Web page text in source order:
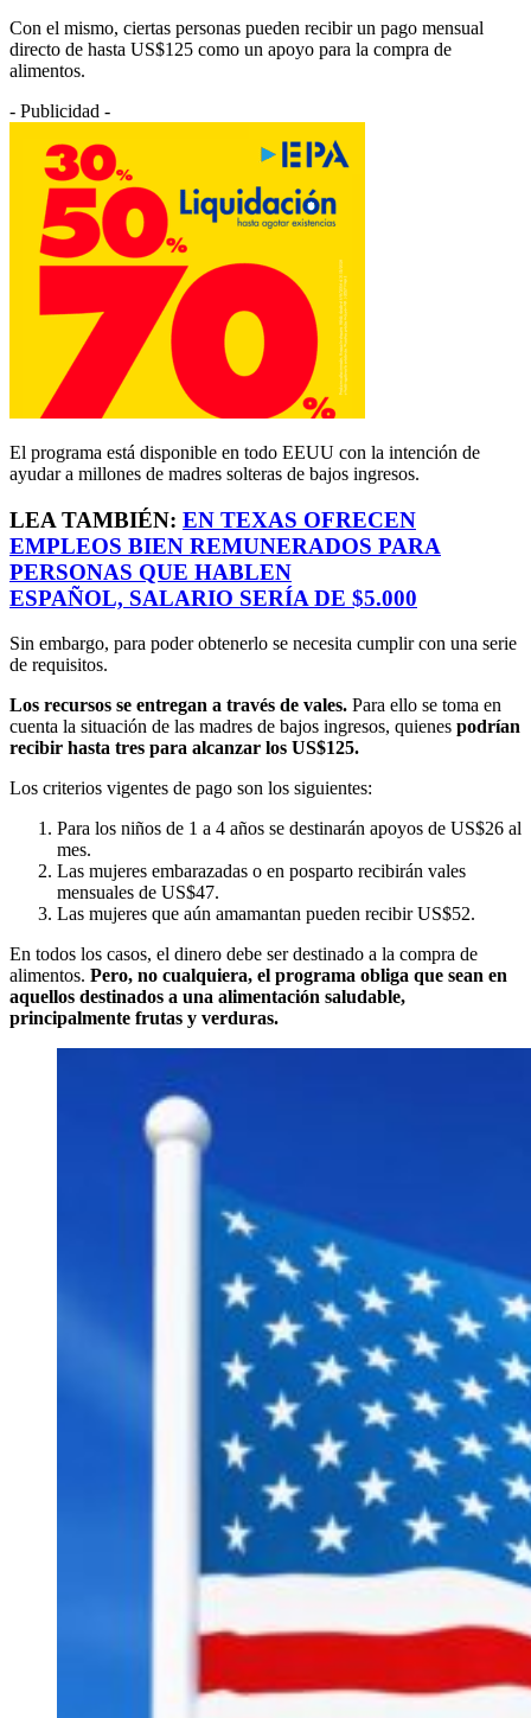
Con el mismo, ciertas personas pueden recibir un pago mensual
directo de hasta US$125 como un apoyo para la compra de
alimentos.
- Publicidad -
El programa está disponible en todo EEUU con la intención de
ayudar a millones de madres solteras de bajos ingresos.
LEA TAMBIÉN: EN TEXAS OFRECEN
EMPLEOS BIEN REMUNERADOS PARA
PERSONAS QUE HABLEN
ESPAÑOL, SALARIO SERÍA DE $5.000
Sin embargo, para poder obtenerlo se necesita cumplir con una serie
de requisitos.
Los recursos se entregan a través de vales. Para ello se toma en
cuenta la situación de las madres de bajos ingresos, quienes podrían
recibir hasta tres para alcanzar los US$125.
Los criterios vigentes de pago son los siguientes:
Para los niños de 1 a 4 años se destinarán apoyos de US$26 al
mes.
Las mujeres embarazadas o en posparto recibirán vales
mensuales de US$47.
Las mujeres que aún amamantan pueden recibir US$52.
En todos los casos, el dinero debe ser destinado a la compra de
alimentos. Pero, no cualquiera, el programa obliga que sean en
aquellos destinados a una alimentación saludable,
principalmente frutas y verduras.